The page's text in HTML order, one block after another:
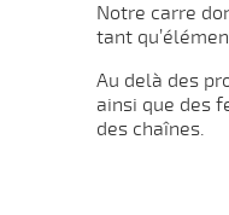
Notre carre
tant
Au delà des
ainsi que des
des chaînes.